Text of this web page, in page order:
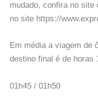
mudado, confira no
no site https://
Em média a viagem de
destino final é de horas
01h45 / 01h50